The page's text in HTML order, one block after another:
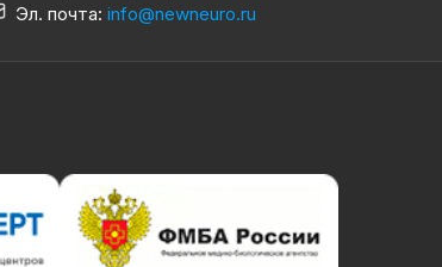
Эл. почта: info@newneuro.ru